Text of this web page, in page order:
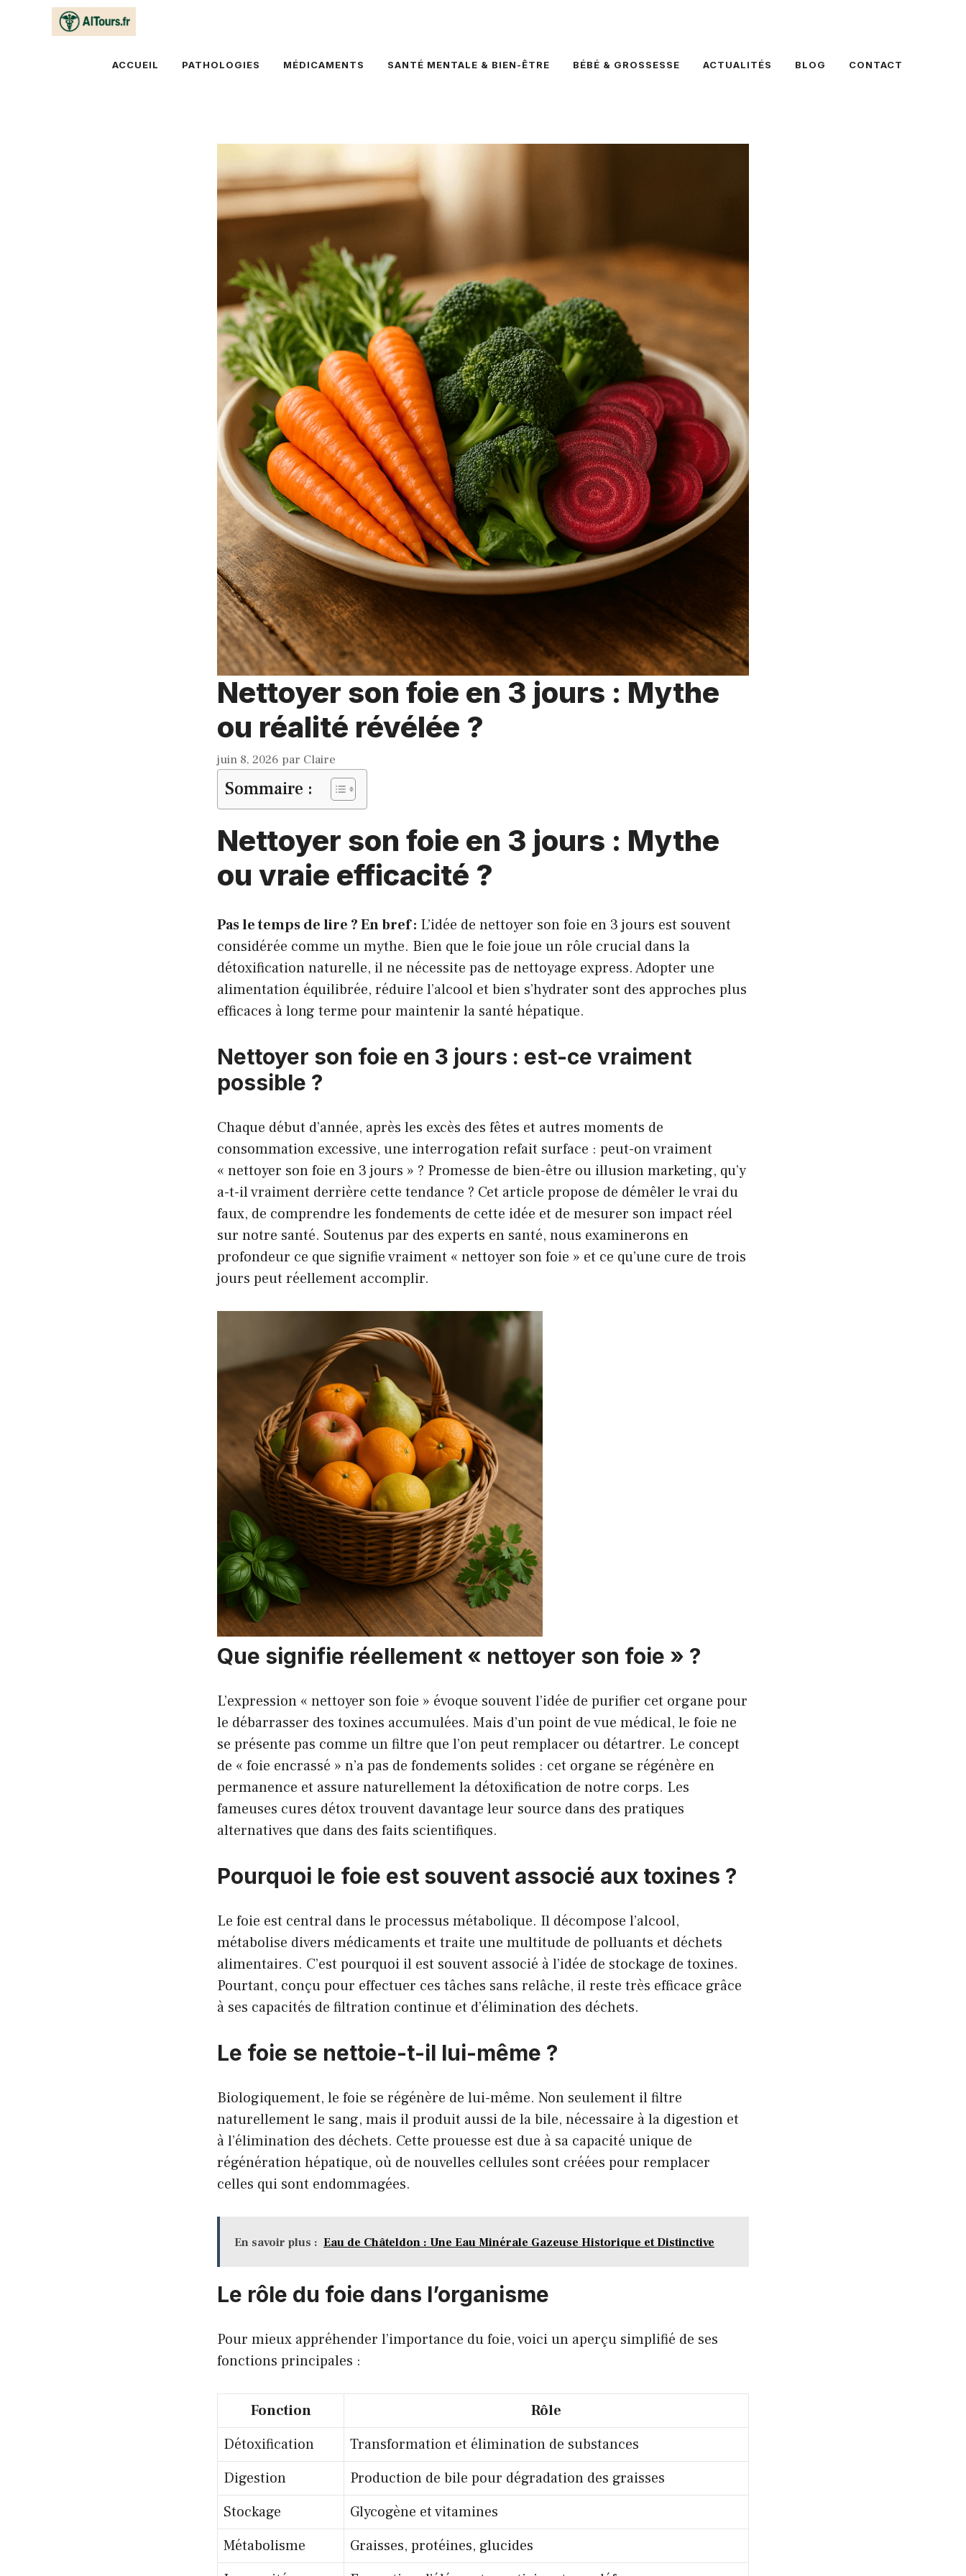
ACCUEIL PATHOLOGIES MÉDICAMENTS SANTÉ MENTALE & BIEN-ÊTRE BÉBÉ & GROSSESSE ACTUALITÉS BLOG CONTACT
Nettoyer son foie en 3 jours : Mythe
ou réalité révélée ?
juin 8, 2026 par Claire
Sommaire :
Nettoyer son foie en 3 jours : Mythe
ou vraie efficacité ?
Pas le temps de lire ? En bref : L’idée de nettoyer son foie en 3 jours est souvent
considérée comme un mythe. Bien que le foie joue un rôle crucial dans la
détoxification naturelle, il ne nécessite pas de nettoyage express. Adopter une
alimentation équilibrée, réduire l’alcool et bien s’hydrater sont des approches plus
efficaces à long terme pour maintenir la santé hépatique.
Nettoyer son foie en 3 jours : est-ce vraiment
possible ?
Chaque début d’année, après les excès des fêtes et autres moments de
consommation excessive, une interrogation refait surface : peut-on vraiment
« nettoyer son foie en 3 jours » ? Promesse de bien-être ou illusion marketing, qu’y
a-t-il vraiment derrière cette tendance ? Cet article propose de démêler le vrai du
faux, de comprendre les fondements de cette idée et de mesurer son impact réel
sur notre santé. Soutenus par des experts en santé, nous examinerons en
profondeur ce que signifie vraiment « nettoyer son foie » et ce qu’une cure de trois
jours peut réellement accomplir.
Que signifie réellement « nettoyer son foie » ?
L’expression « nettoyer son foie » évoque souvent l’idée de purifier cet organe pour
le débarrasser des toxines accumulées. Mais d’un point de vue médical, le foie ne
se présente pas comme un filtre que l’on peut remplacer ou détartrer. Le concept
de « foie encrassé » n’a pas de fondements solides : cet organe se régénère en
permanence et assure naturellement la détoxification de notre corps. Les
fameuses cures détox trouvent davantage leur source dans des pratiques
alternatives que dans des faits scientifiques.
Pourquoi le foie est souvent associé aux toxines ?
Le foie est central dans le processus métabolique. Il décompose l’alcool,
métabolise divers médicaments et traite une multitude de polluants et déchets
alimentaires. C’est pourquoi il est souvent associé à l’idée de stockage de toxines.
Pourtant, conçu pour effectuer ces tâches sans relâche, il reste très efficace grâce
à ses capacités de filtration continue et d’élimination des déchets.
Le foie se nettoie-t-il lui-même ?
Biologiquement, le foie se régénère de lui-même. Non seulement il filtre
naturellement le sang, mais il produit aussi de la bile, nécessaire à la digestion et
à l’élimination des déchets. Cette prouesse est due à sa capacité unique de
régénération hépatique, où de nouvelles cellules sont créées pour remplacer
celles qui sont endommagées.
En savoir plus : Eau de Châteldon : Une Eau Minérale Gazeuse Historique et Distinctive
Le rôle du foie dans l’organisme
Pour mieux appréhender l’importance du foie, voici un aperçu simplifié de ses
fonctions principales :
Fonction
Rôle
Détoxification
Transformation et élimination de substances
Digestion
Production de bile pour dégradation des graisses
Stockage
Glycogène et vitamines
Métabolisme
Graisses, protéines, glucides